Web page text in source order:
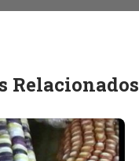
Relacionados